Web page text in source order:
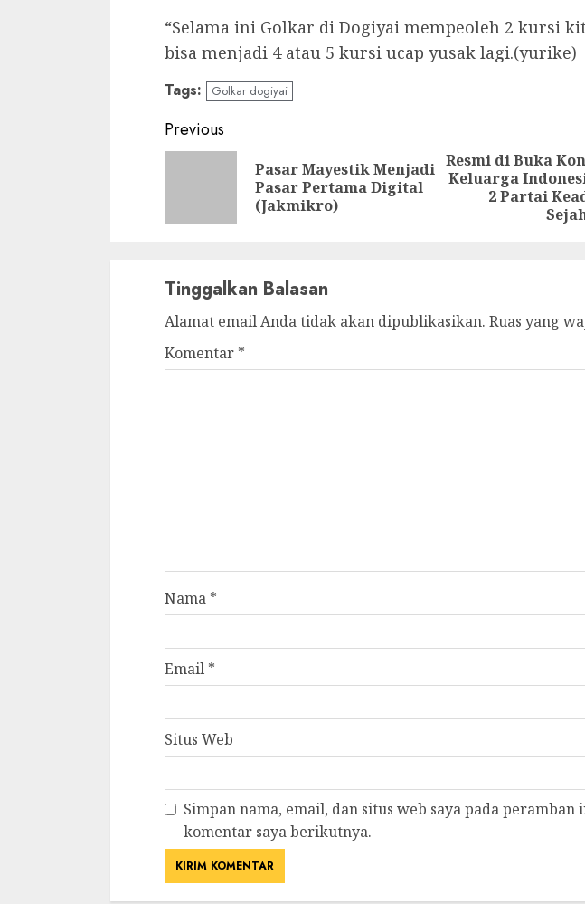
“Selama ini Golkar di Dogiyai mempeoleh 2 kursi
bisa menjadi 4 atau 5 kursi ucap yusak lagi.(yurike)
Tags: Golkar dogiyai
Continue
Reading
Previous
Previous
Pasar Mayestik Menjadi
Pasar Pertama Digital
(Jakmikro)
Next
Resmi di Buka
Keluarga
2 Partai
Tinggalkan Balasan
Alamat email Anda tidak akan dipublikasikan. Ruas yang
Komentar *
Nama *
Email *
Situs Web
Simpan nama, email, dan situs web saya pada peramban
komentar saya berikutnya.